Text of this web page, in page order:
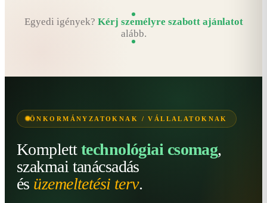
Egyedi igények? Kérj személyre szabott ajánlatot
alább.
ÖNKORMÁNYZATOKNAK / VÁLLALATOKNAK
Kompletttechnológiai csomag,
szakmai tanácsadás
és üzemeltetési terv.